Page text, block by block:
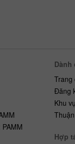
Dành
Trang
Đăng
Khu
Hợp